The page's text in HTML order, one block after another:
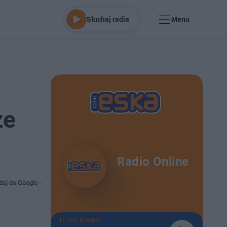
Słuchaj radia Menu
do Google
Radio Online
TERAZ GRAMY